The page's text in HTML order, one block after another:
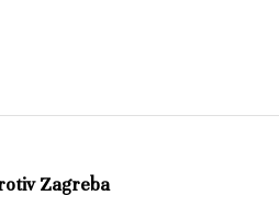
Zagreba